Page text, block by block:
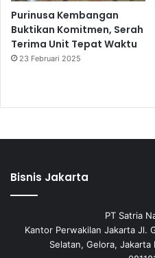
Purinusa Kembangan
Buktikan Komitmen, Serah
Terima Unit Tepat Waktu
23 Februari 2025
Bisnis Jakarta
PT Satria
Kantor Perwakilan Jakarta Jl.
Selatan, Gelora, Jakarta